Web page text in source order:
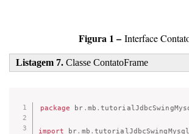
Figura 1 – Interface
Listagem 7. Classe ContatoFrame
package br . mb .
import br. mb . tutorialJdbcSwingMysql